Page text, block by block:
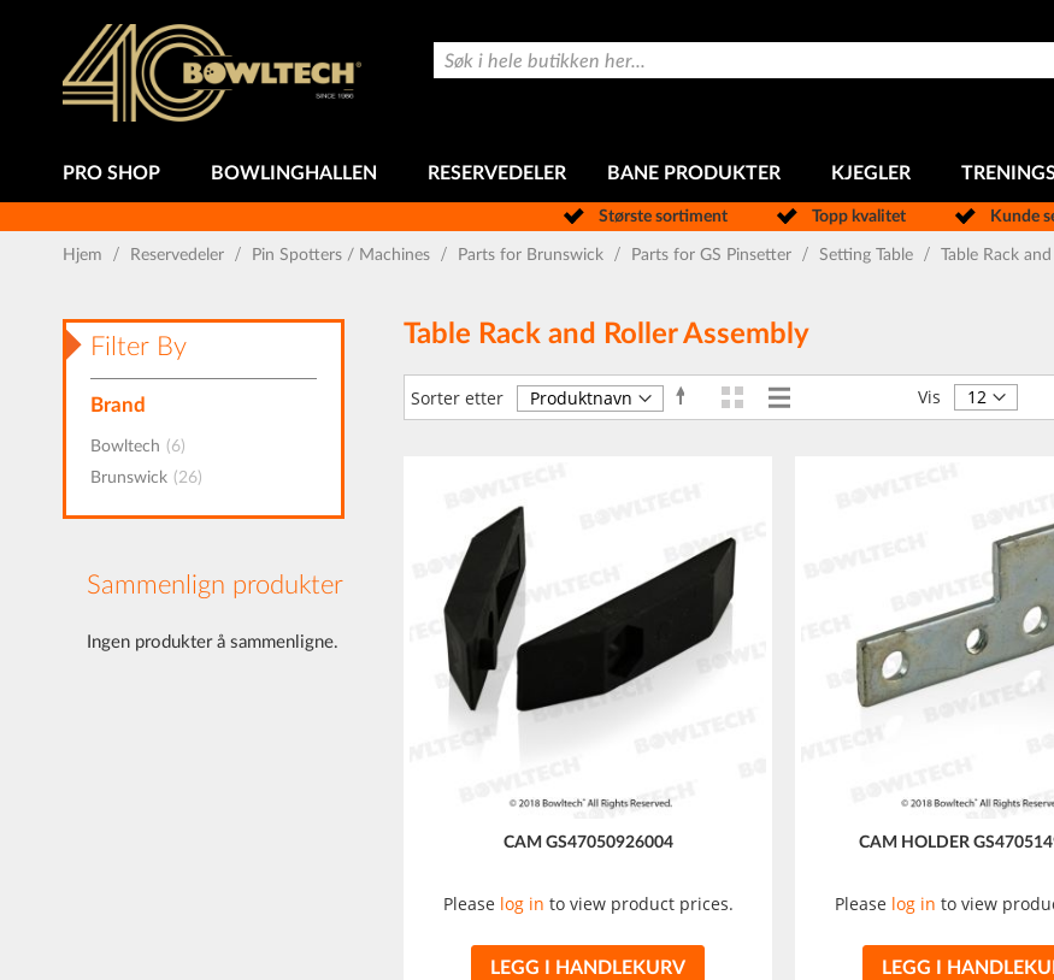
innhold
Søk
PRO SHOP BOWLINGHALLEN RESERVEDELER BANE PRODUKTER KJEGLER
Største sortiment Topp kvalitet Kunde
Hjem Reservedeler Pin Spotters / Machines Parts for Brunswick Parts for GS Pinsetter Setting Table Table Rack
Table Rack and Roller Assembly
Sorter etter
Angi
synkende
Vise
som
RutenettListe Vis
CAM GS47050926004
Please log in to view product prices.
LEGG I HANDLEKURV
CAM HOLDER
Please log in to view
LEGG I
Filter By
Brand
Bowltech 6produkt
Brunswick 26produkt
Sammenlign produkter
Ingen produkter å sammenligne.